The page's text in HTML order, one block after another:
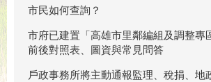
市民如何查詢？
市府已建置「高雄市里鄰編組及調整專
前後對照表、圖資與常見問答
戶政事務所將主動通報監理、稅捐、地